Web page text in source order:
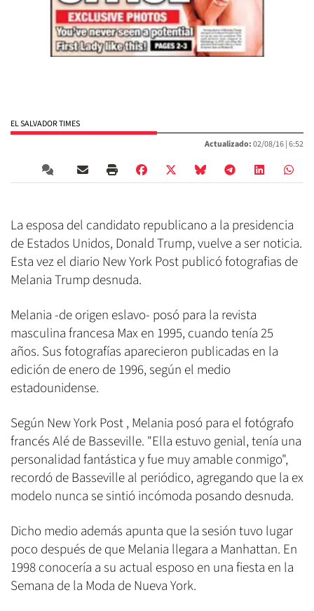
EL SALVADOR TIMES
Actualizado:02/08/16 |6:52
La esposa del candidato republicano a la presidencia
de Estados Unidos, Donald Trump, vuelve a ser noticia.
Esta vez el diario New York Post publicó fotografias de
Melania Trump desnuda.
Melania -de origen eslavo- posó para la revista
masculina francesa Max en 1995, cuando tenía 25
años. Sus fotografías aparecieron publicadas en la
edición de enero de 1996, según el medio
estadounidense.
Según New York Post , Melania posó para el fotógrafo
francés Alé de Basseville. "Ella estuvo genial, tenía una
personalidad fantástica y fue muy amable conmigo",
recordó de Basseville al periódico, agregando que la ex
modelo nunca se sintió incómoda posando desnuda.
Dicho medio además apunta que la sesión tuvo lugar
poco después de que Melania llegara a Manhattan. En
1998 conocería a su actual esposo en una fiesta en la
Semana de la Moda de Nueva York.